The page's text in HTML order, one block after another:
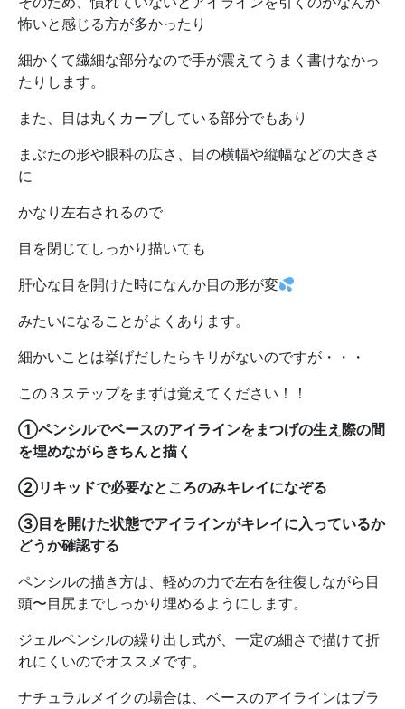
怖いと感じる方が多かったり
細かくて繊細な部分なので手が震えてうまく書けなかっ
たりします。
また、目は丸くカーブしている部分でもあり
まぶたの形や眼科の広さ、目の横幅や縦幅などの大きさ
に
かなり左右されるので
目を閉じてしっかり描いても
肝心な目を開けた時になんか目の形が変
みたいになることがよくあります。
細かいことは挙げだしたらキリがないのですが・・・
この３ステップをまずは覚えてください！！
①ペンシルでベースのアイラインをまつげの生え際の間
を埋めながらきちんと描く
②リキッドで必要なところのみキレイになぞる
③目を開けた状態でアイラインがキレイに入っているか
どうか確認する
ペンシルの描き方は、軽めの力で左右を往復しながら目
頭〜目尻までしっかり埋めるようにします。
ジェルペンシルの繰り出し式が、一定の細さで描けて折
れにくいのでオススメです。
ナチュラルメイクの場合は、ベースのアイラインはブラ